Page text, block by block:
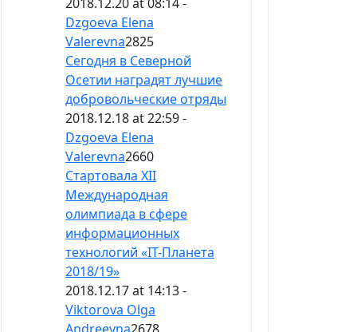
Dzgoeva Elena
Valerevna2825
Сегодня в Северной
Осетии наградят лучшие
добровольческие отряды
2018.12.18 at 22:59 -
Dzgoeva Elena
Valerevna2660
Стартовала XII
Международная
олимпиада в сфере
информационных
технологий «IT-Планета
2018/19»
2018.12.17 at 14:13 -
Viktorova Olga